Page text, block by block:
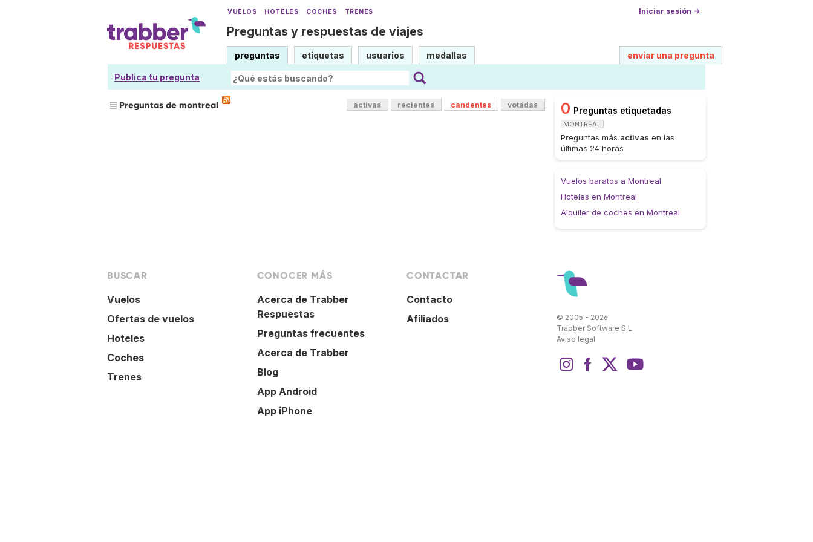
VUELOS HOTELES COCHES TRENES Iniciar sesión →
Preguntas y respuestas de viajes
preguntas etiquetas usuarios medallas enviar una pregunta
Publica tu pregunta
Preguntas de montreal activas recientes candentes votadas 0 Preguntas etiquetadas
MONTREAL
Preguntas más activas en las
últimas 24 horas
Vuelos baratos a Montreal
Hoteles en Montreal
Alquiler de coches en Montreal
BUSCAR
Vuelos
Ofertas de vuelos
Hoteles
Coches
Trenes
CONOCER MÁS
Acerca de Trabber
Respuestas
Preguntas frecuentes
Acerca de Trabber
Blog
App Android
App iPhone
CONTACTAR
Contacto
Afiliados
© 2005 - 2026
Trabber Software S.L.
Aviso legal